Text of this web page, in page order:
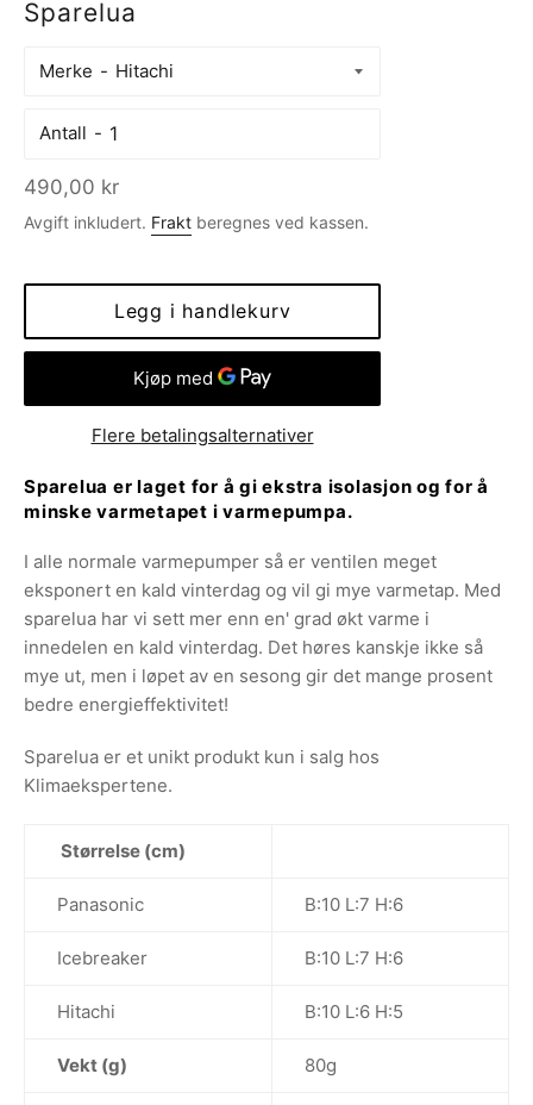
Sparelua
Merke
Antall
Vanlig
pris
490,00 kr
Avgift inkludert. Frakt beregnes ved kassen.
Legg i handlekurv
Flere betalingsalternativer
Sparelua er laget for å gi ekstra isolasjon og for å
minske varmetapet i varmepumpa.
I alle normale varmepumper så er ventilen meget
eksponert en kald vinterdag og vil gi mye varmetap. Med
sparelua har vi sett mer enn en' grad økt varme i
innedelen en kald vinterdag. Det høres kanskje ikke så
mye ut, men i løpet av en sesong gir det mange prosent
bedre energieffektivitet!
Sparelua er et unikt produkt kun i salg hos
Klimaekspertene.
Størrelse (cm)
Panasonic B:10 L:7 H:6
Icebreaker B:10 L:7 H:6
Hitachi B:10 L:6 H:5
Vekt (g) 80g